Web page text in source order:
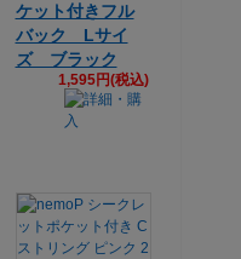
ケット付きフル
バック Lサイ
ズ ブラック
1,595円(税込)